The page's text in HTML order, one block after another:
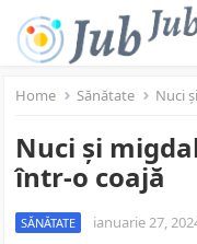
Home Sănătate Nuci
Nuci și
într-o coajă
SĂNĂTATE ianuarie 27,